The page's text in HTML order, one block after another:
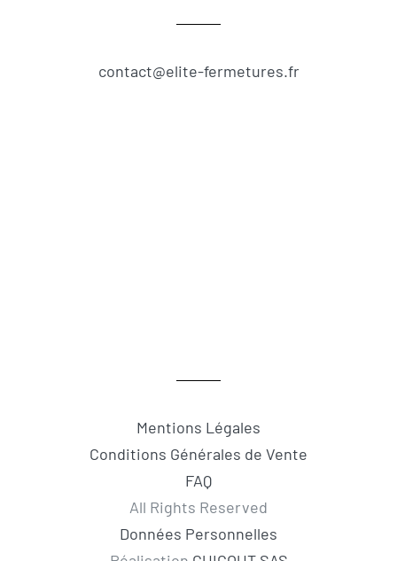
contact@elite-fermetures.fr
Mentions Légales
Conditions Générales de Vente
FAQ
All Rights Reserved
Données Personnelles